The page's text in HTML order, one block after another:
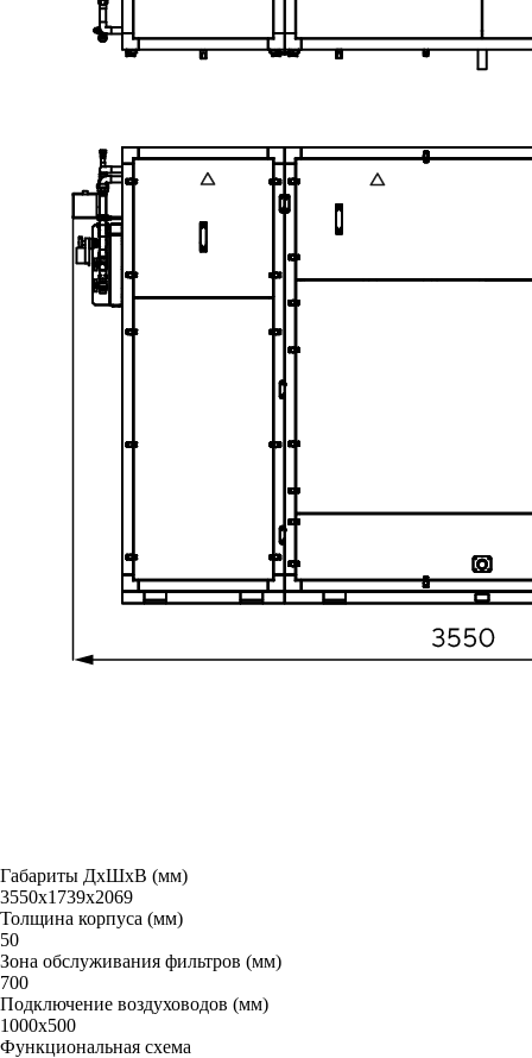
Габариты ДxШxВ (мм)
3550х1739х2069
Толщина корпуса (мм)
50
Зона обслуживания фильтров (мм)
700
Подключение воздуховодов (мм)
1000х500
Функциональная схема